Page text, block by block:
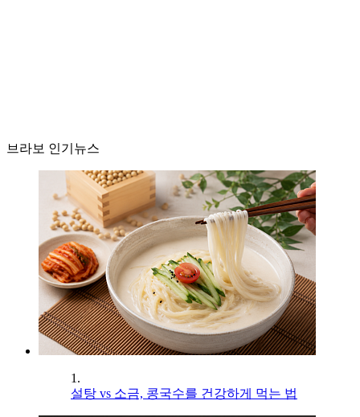
브라보 인기뉴스
1.
설탕 vs 소금, 콩국수를 건강하게 먹는 법